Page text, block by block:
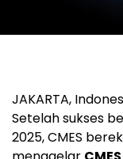
JAKARTA,
Setelah sukses
2025, CMES